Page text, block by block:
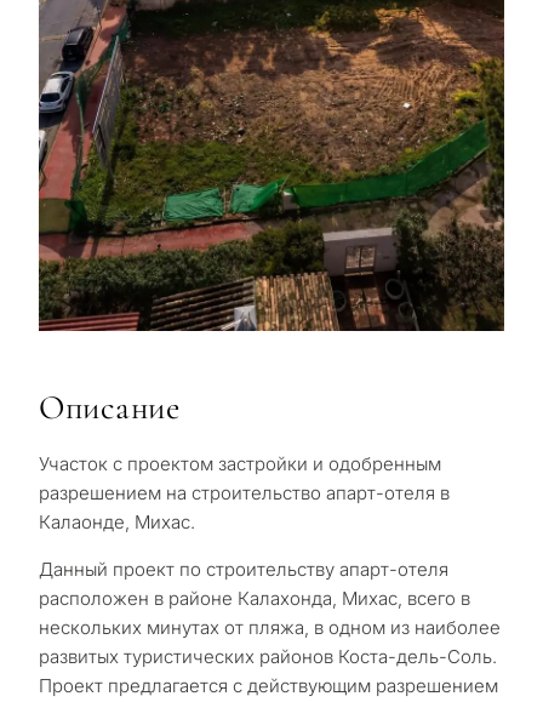
Описание
Участок с проектом застройки и одобренным
разрешением на строительство апарт-отеля в
Калаонде, Михас.
Данный проект по строительству апарт-отеля
расположен в районе Калахонда, Михас, всего в
нескольких минутах от пляжа, в одном из наиболее
развитых туристических районов Коста-дель-Соль.
Проект предлагается с действующим разрешением